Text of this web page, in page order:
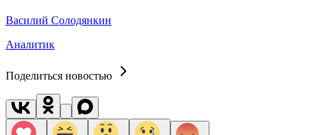
Василий Солодянкин
Аналитик
Поделиться новостью